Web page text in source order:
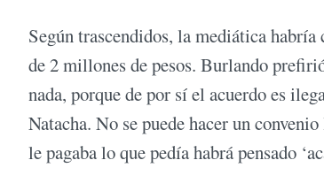
Según trascendidos, la mediática
de 2 millones de pesos. Burlando
nada, porque de por sí el acuerdo es
Natacha. No se puede hacer un
le pagaba lo que pedía habrá pensado